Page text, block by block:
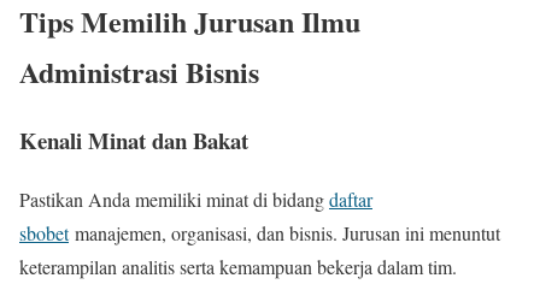
Tips Memilih Jurusan Ilmu
Administrasi Bisnis
Kenali Minat dan Bakat
Pastikan Anda memiliki minat di bidangdaftar
sbobetmanajemen, organisasi, dan bisnis. Jurusan ini menuntut
keterampilan analitis serta kemampuan bekerja dalam tim.